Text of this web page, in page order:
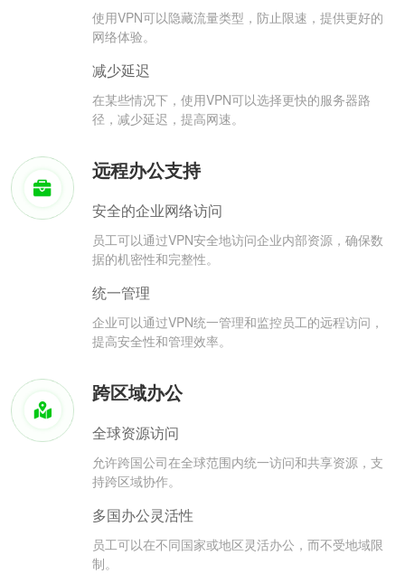
使用VPN可以隐藏流量类型，防止限速，提供更好的
网络体验。
减少延迟
在某些情况下，使用VPN可以选择更快的服务器路
径，减少延迟，提高网速。
远程办公支持
安全的企业网络访问
员工可以通过VPN安全地访问企业内部资源，确保数
据的机密性和完整性。
统一管理
企业可以通过VPN统一管理和监控员工的远程访问，
提高安全性和管理效率。
跨区域办公
全球资源访问
允许跨国公司在全球范围内统一访问和共享资源，支
持跨区域协作。
多国办公灵活性
员工可以在不同国家或地区灵活办公，而不受地域限
制。